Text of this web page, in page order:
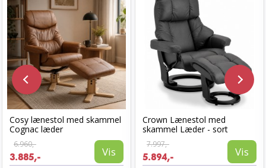
Cosy lænestol med skammel
Cognac læder
6.960,-
3.885,- Vis
Crown Lænestol med
skammel Læder - sort
7.997,-
5.894,- Vis